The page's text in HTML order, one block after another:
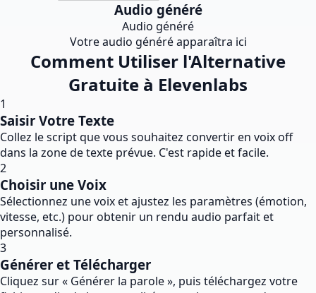
Audio généré
Audio généré
Votre audio généré apparaîtra ici
Comment Utiliser l'Alternative
Gratuite à Elevenlabs
1
Saisir Votre Texte
Collez le script que vous souhaitez convertir en voix off
dans la zone de texte prévue. C'est rapide et facile.
2
Choisir une Voix
Sélectionnez une voix et ajustez les paramètres (émotion,
vitesse, etc.) pour obtenir un rendu audio parfait et
personnalisé.
3
Générer et Télécharger
Cliquez sur « Générer la parole », puis téléchargez votre